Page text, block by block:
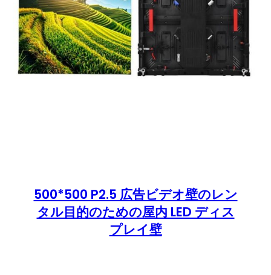
500*500 P2.5 広告ビデオ壁のレン
タル目的のための屋内 LED ディス
プレイ壁